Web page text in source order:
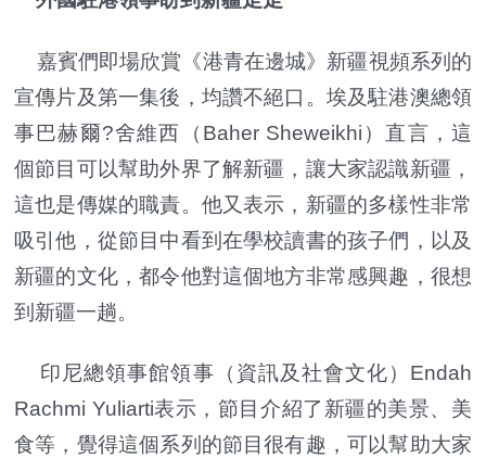
嘉賓們即場欣賞《港青在邊城》新疆視頻系列的
宣傳片及第一集後，均讚不絕口。埃及駐港澳總領
事巴赫爾?舍維西（Baher Sheweikhi）直言，這
個節目可以幫助外界了解新疆，讓大家認識新疆，
這也是傳媒的職責。他又表示，新疆的多樣性非常
吸引他，從節目中看到在學校讀書的孩子們，以及
新疆的文化，都令他對這個地方非常感興趣，很想
到新疆一趟。
印尼總領事館領事（資訊及社會文化）Endah
Rachmi Yuliarti表示，節目介紹了新疆的美景、美
食等，覺得這個系列的節目很有趣，可以幫助大家